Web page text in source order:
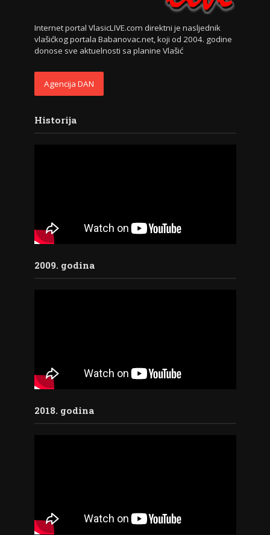
Internet portal VlasicLIVE.com direktni je nasljednik
vlašićkog portala Babanovac.net, koji od 2004. godine
donose sve aktuelnosti sa planine Vlašić
Agencija DAN
Historija
2009. godina
2018. godina